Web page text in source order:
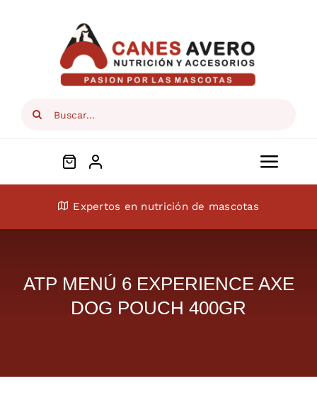
Search
ConócenosExpertos en nutrición de mascotas
ATP MENÚ 6 EXPERIENCE AXE
DOG POUCH 400GR